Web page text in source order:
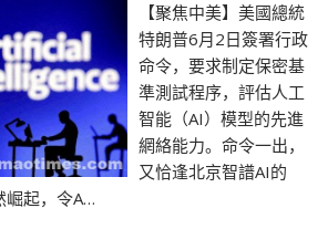
【聚焦中美】美國總統
特朗普6月2日簽署行政
命令，要求制定保密基
準測試程序，評估人工
智能（AI）模型的先進
網絡能力。命令一出，
又恰逢北京智譜AI的
崛起，令A…